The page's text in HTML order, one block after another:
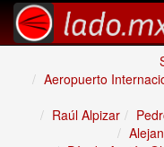
Aeropuerto
Raúl Alpizar